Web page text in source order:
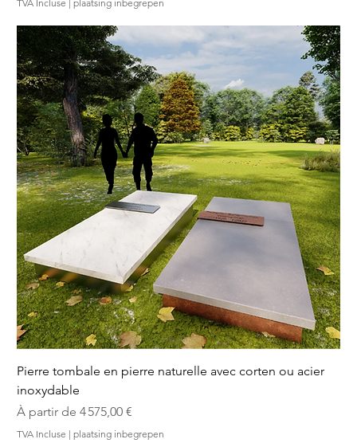
TVA Incluse | plaatsing inbegrepen
Pierre tombale en pierre naturelle avec corten ou acier
inoxydable
À partir de 4 575,00 €
Prix promotionnel
TVA Incluse | plaatsing inbegrepen